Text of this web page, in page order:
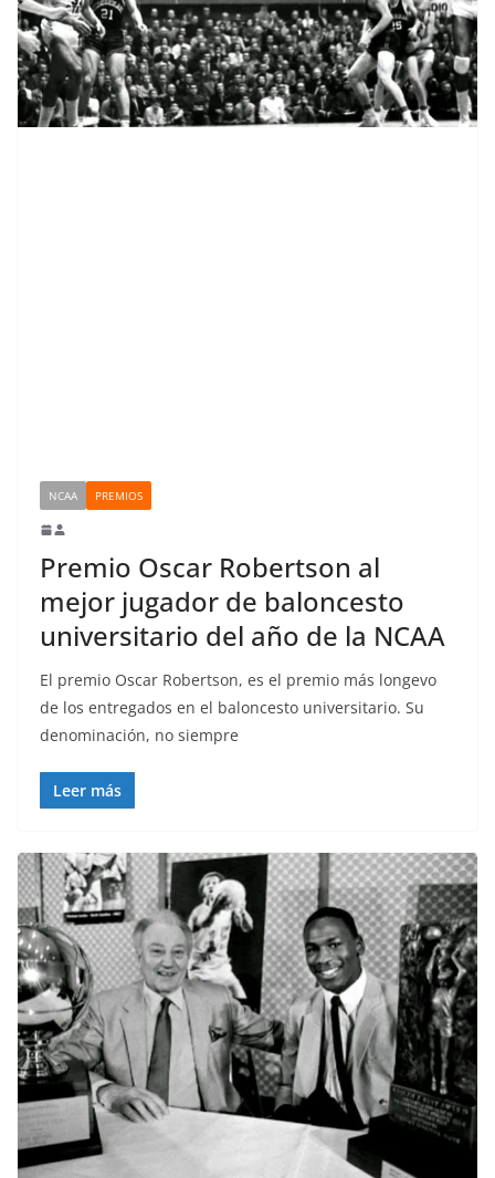
NCAA PREMIOS
Premio Oscar Robertson al
mejor jugador de baloncesto
universitario del año de la NCAA
El premio Oscar Robertson, es el premio más longevo
de los entregados en el baloncesto universitario. Su
denominación, no siempre
Leer más